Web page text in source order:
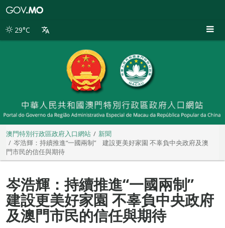
別
29°C
澳門特別行政區政府入口網站
新聞
岑浩輝：持續推進“一國兩制” 建設更美好家園 不辜負中央政府及澳
門市民的信任與期待
岑浩輝：持續推進“一國兩制”
建設更美好家園 不辜負中央政府
及澳門市民的信任與期待